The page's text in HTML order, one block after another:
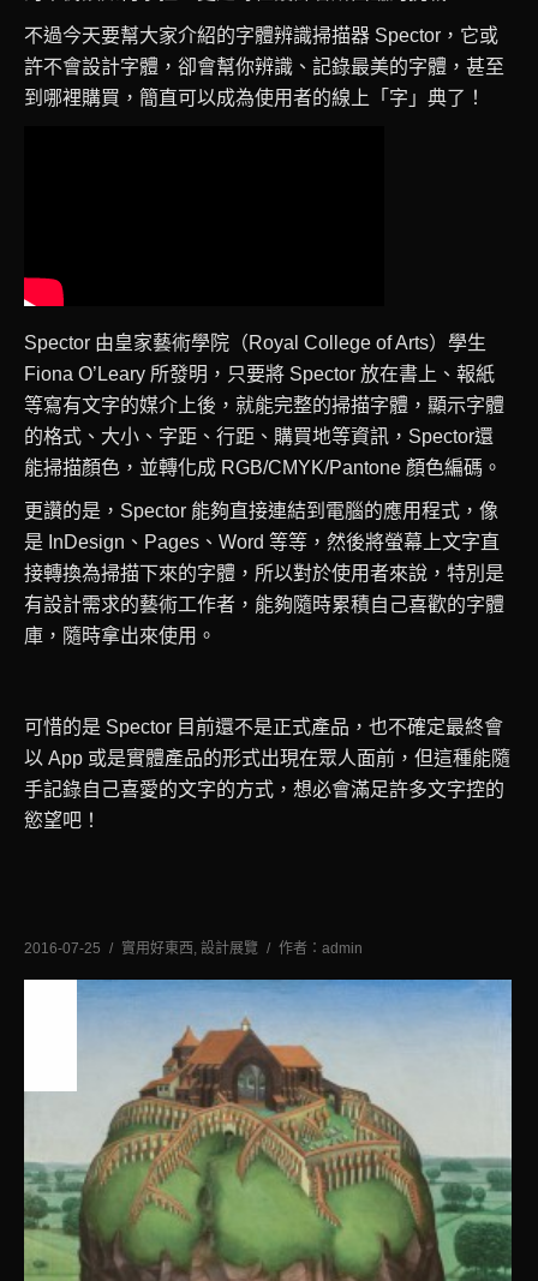
不過今天要幫大家介紹的字體辨識掃描器 Spector，它或
許不會設計字體，卻會幫你辨識、記錄最美的字體，甚至
到哪裡購買，簡直可以成為使用者的線上「字」典了！
Spector 由皇家藝術學院（Royal College of Arts）學生
Fiona O’Leary 所發明，只要將 Spector 放在書上、報紙
等寫有文字的媒介上後，就能完整的掃描字體，顯示字體
的格式、大小、字距、行距、購買地等資訊，Spector還
能掃描顏色，並轉化成 RGB/CMYK/Pantone 顏色編碼。
更讚的是，Spector 能夠直接連結到電腦的應用程式，像
是 InDesign、Pages、Word 等等，然後將螢幕上文字直
接轉換為掃描下來的字體，所以對於使用者來說，特別是
有設計需求的藝術工作者，能夠隨時累積自己喜歡的字體
庫，隨時拿出來使用。
可惜的是 Spector 目前還不是正式產品，也不確定最終會
以 App 或是實體產品的形式出現在眾人面前，但這種能隨
手記錄自己喜愛的文字的方式，想必會滿足許多文字控的
慾望吧！
2016-07-25 實用好東西 設計展覽 作者： admin